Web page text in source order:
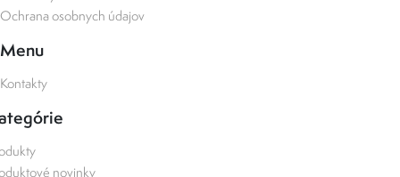
Ochrana osobnych údajov
Menu
Kontakty
novinky